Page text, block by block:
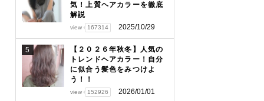
気！上質ヘアカラーを徹底
解説
view 167314 2025/10/29
5
【２０２６年秋冬】人気の
トレンドヘアカラー！自分
に似合う髪色をみつけよ
う！！
view 152926 2026/01/01